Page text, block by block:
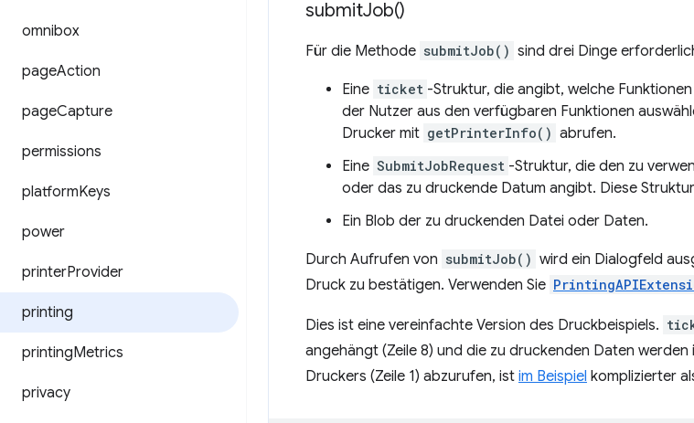
omnibox
pageAction
pageCapture
permissions
platformKeys
power
printerProvider
printing
printingMetrics
privacy
submitJob()
Für die Methode submitJob() sind drei Dinge
Eine ticket -Struktur, die angibt, welche
der Nutzer aus den verfügbaren Funktionen
Drucker mit getPrinterInfo() abrufen.
Eine SubmitJobRequest -Struktur, die den zu
oder das zu druckende Datum angibt. Diese
Ein Blob der zu druckenden Datei oder Daten.
Durch Aufrufen von submitJob() wird ein Dialogfeld
Druck zu bestätigen. Verwenden Sie
Dies ist eine vereinfachte Version des Druckbeispiels.
angehängt (Zeile 8) und die zu druckenden Daten
Druckers (Zeile 1) abzurufen, ist im Beispiel komplizierter